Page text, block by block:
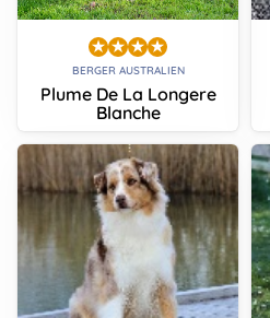
BERGER AUSTRALIEN
Plume De La Longere
Blanche